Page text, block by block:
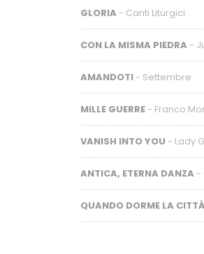
GLORIA - Canti Liturgici
CON LA MISMA PIEDRA -
AMANDOTI - Settembre
MILLE GUERRE - Franco
VANISH INTO YOU - Lady
ANTICA, ETERNA DANZA -
QUANDO DORME LA CITTÀ